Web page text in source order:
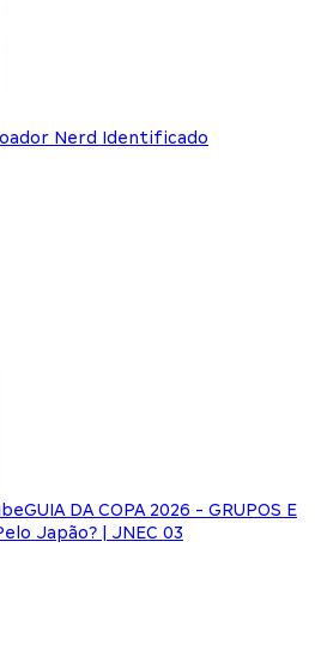
Nerd Identificado
GUIA DA COPA 2026 - GRUPOS E
Japão? | JNEC 03